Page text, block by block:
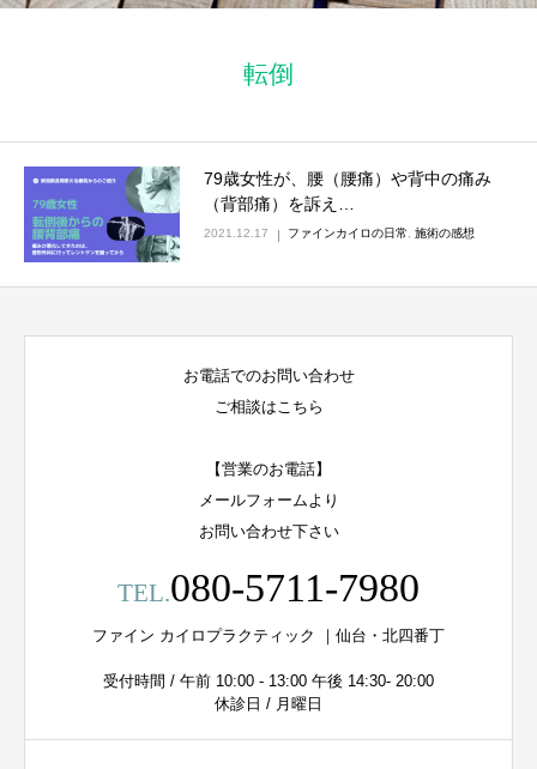
転倒
79歳女性が、腰（腰痛）や背中の痛み
（背部痛）を訴え…
2021.12.17 ファインカイロの日常 施術の感想
お電話でのお問い合わせ
ご相談はこちら
【営業のお電話】
メールフォームより
お問い合わせ下さい
TEL.080-5711-7980
ファイン カイロプラクティック ｜仙台・北四番丁
受付時間 / 午前 10:00 - 13:00 午後 14:30- 20:00
休診日 / 月曜日